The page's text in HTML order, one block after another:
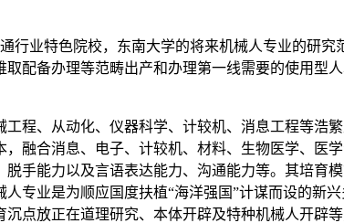
业特色院校，东南大学的将来机械人专业的研究
配备办理等范畴出产和办理第一线需要的使用型
、从动化、仪器科学、计较机、消息工程等浩
融合消息、电子、计较机、材料、生物医学、医
手能力以及言语表达能力、沟通能力等。其培育
专业是为顺应国度扶植“海洋强国”计谋而设的新
点放正在道理研究、本体开辟及特种机械人开辟